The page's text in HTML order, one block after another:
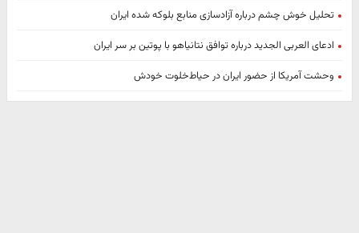
تحلیل خوش چشم درباره آزادسازی منابع بلوکه شده ایران
ادعای العربی الجدید درباره توافق نتانیاهو با پوتین بر سر ایران
وحشت‌ آمریکا از حضور ایران در حیاط‌خلوت خودش